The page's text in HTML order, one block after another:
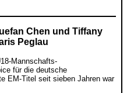
Chen und Tiffany
Peglau
Mannschafts-
für die deutsche
EM-Titel seit sieben Jahren war